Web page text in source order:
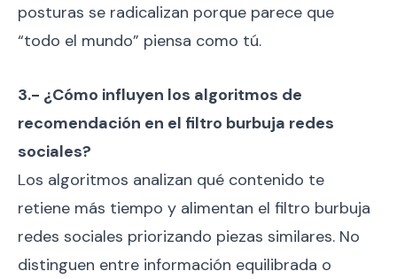
posturas se radicalizan porque parece que
“todo el mundo” piensa como tú.
3.- ¿Cómo influyen los algoritmos de
recomendación en el filtro burbuja redes
sociales?
Los algoritmos analizan qué contenido te
retiene más tiempo y alimentan el filtro burbuja
redes sociales priorizando piezas similares. No
distinguen entre información equilibrada o